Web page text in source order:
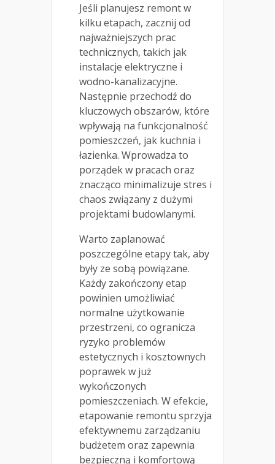
Jeśli planujesz remont w
kilku etapach, zacznij od
najważniejszych prac
technicznych, takich jak
instalacje elektryczne i
wodno-kanalizacyjne.
Następnie przechodź do
kluczowych obszarów, które
wpływają na funkcjonalność
pomieszczeń, jak kuchnia i
łazienka. Wprowadza to
porządek w pracach oraz
znacząco minimalizuje stres i
chaos związany z dużymi
projektami budowlanymi.
Warto zaplanować
poszczególne etapy tak, aby
były ze sobą powiązane.
Każdy zakończony etap
powinien umożliwiać
normalne użytkowanie
przestrzeni, co ogranicza
ryzyko problemów
estetycznych i kosztownych
poprawek w już
wykończonych
pomieszczeniach. W efekcie,
etapowanie remontu sprzyja
efektywnemu zarządzaniu
budżetem oraz zapewnia
bezpieczną i komfortową